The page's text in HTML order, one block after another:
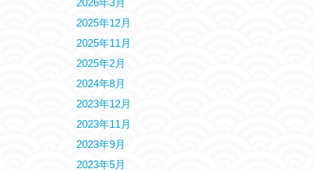
2026年3月
2025年12月
2025年11月
2025年2月
2024年8月
2023年12月
2023年11月
2023年9月
2023年5月